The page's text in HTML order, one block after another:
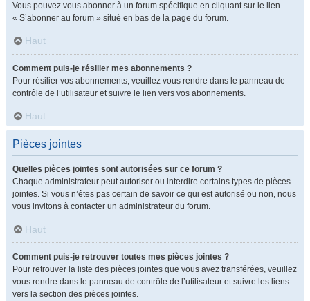
Vous pouvez vous abonner à un forum spécifique en cliquant sur le lien
« S’abonner au forum » situé en bas de la page du forum.
Haut
Comment puis-je résilier mes abonnements ?
Pour résilier vos abonnements, veuillez vous rendre dans le panneau de
contrôle de l’utilisateur et suivre le lien vers vos abonnements.
Haut
Pièces jointes
Quelles pièces jointes sont autorisées sur ce forum ?
Chaque administrateur peut autoriser ou interdire certains types de pièces
jointes. Si vous n’êtes pas certain de savoir ce qui est autorisé ou non, nous
vous invitons à contacter un administrateur du forum.
Haut
Comment puis-je retrouver toutes mes pièces jointes ?
Pour retrouver la liste des pièces jointes que vous avez transférées, veuillez
vous rendre dans le panneau de contrôle de l’utilisateur et suivre les liens
vers la section des pièces jointes.